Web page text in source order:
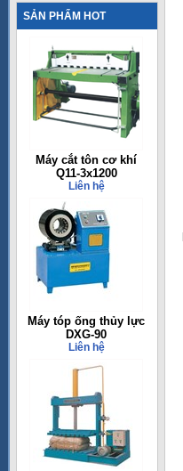
SẢN PHẨM HOT
Máy cắt tôn cơ khí
Q11-3x1200
Liên hệ
Máy tóp ống thủy lực
DXG-90
Liên hệ